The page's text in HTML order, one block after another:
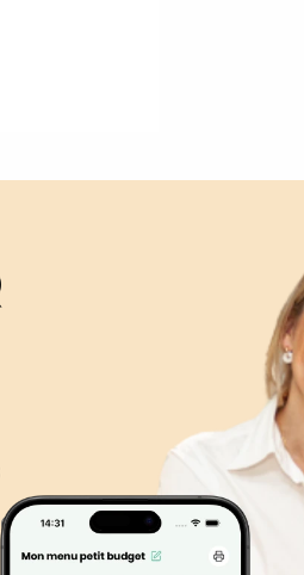
en utilisant le lien de
Pour en savoir plus et
notre